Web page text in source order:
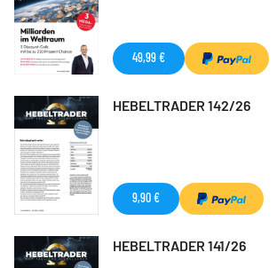
49,99 €
HEBELTRADER 142/26
9,90 €
HEBELTRADER 141/26